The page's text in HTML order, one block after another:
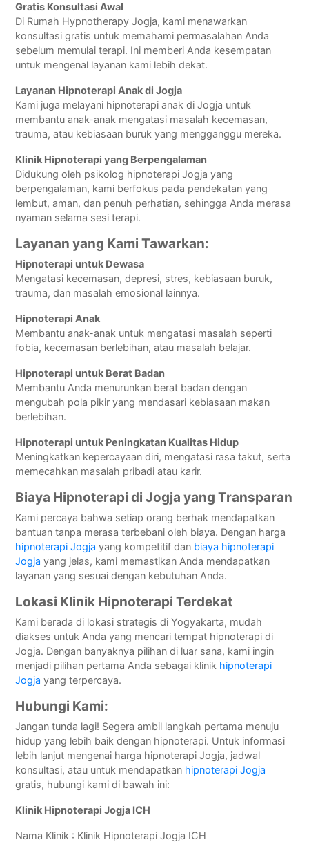
Gratis Konsultasi Awal
Di Rumah Hypnotherapy Jogja, kami menawarkan
konsultasi gratis untuk memahami permasalahan Anda
sebelum memulai terapi. Ini memberi Anda kesempatan
untuk mengenal layanan kami lebih dekat.
Layanan Hipnoterapi Anak di Jogja
Kami juga melayani hipnoterapi anak di Jogja untuk
membantu anak-anak mengatasi masalah kecemasan,
trauma, atau kebiasaan buruk yang mengganggu mereka.
Klinik Hipnoterapi yang Berpengalaman
Didukung oleh psikolog hipnoterapi Jogja yang
berpengalaman, kami berfokus pada pendekatan yang
lembut, aman, dan penuh perhatian, sehingga Anda merasa
nyaman selama sesi terapi.
Layanan yang Kami Tawarkan:
Hipnoterapi untuk Dewasa
Mengatasi kecemasan, depresi, stres, kebiasaan buruk,
trauma, dan masalah emosional lainnya.
Hipnoterapi Anak
Membantu anak-anak untuk mengatasi masalah seperti
fobia, kecemasan berlebihan, atau masalah belajar.
Hipnoterapi untuk Berat Badan
Membantu Anda menurunkan berat badan dengan
mengubah pola pikir yang mendasari kebiasaan makan
berlebihan.
Hipnoterapi untuk Peningkatan Kualitas Hidup
Meningkatkan kepercayaan diri, mengatasi rasa takut, serta
memecahkan masalah pribadi atau karir.
Biaya Hipnoterapi di Jogja yang Transparan
Kami percaya bahwa setiap orang berhak mendapatkan
bantuan tanpa merasa terbebani oleh biaya. Dengan harga
hipnoterapi Jogja yang kompetitif dan biaya hipnoterapi
Jogja yang jelas, kami memastikan Anda mendapatkan
layanan yang sesuai dengan kebutuhan Anda.
Lokasi Klinik Hipnoterapi Terdekat
Kami berada di lokasi strategis di Yogyakarta, mudah
diakses untuk Anda yang mencari tempat hipnoterapi di
Jogja. Dengan banyaknya pilihan di luar sana, kami ingin
menjadi pilihan pertama Anda sebagai klinik hipnoterapi
Jogja yang terpercaya.
Hubungi Kami:
Jangan tunda lagi! Segera ambil langkah pertama menuju
hidup yang lebih baik dengan hipnoterapi. Untuk informasi
lebih lanjut mengenai harga hipnoterapi Jogja, jadwal
konsultasi, atau untuk mendapatkan hipnoterapi Jogja
gratis, hubungi kami di bawah ini:
Klinik Hipnoterapi Jogja ICH
Nama Klinik : Klinik Hipnoterapi Jogja ICH